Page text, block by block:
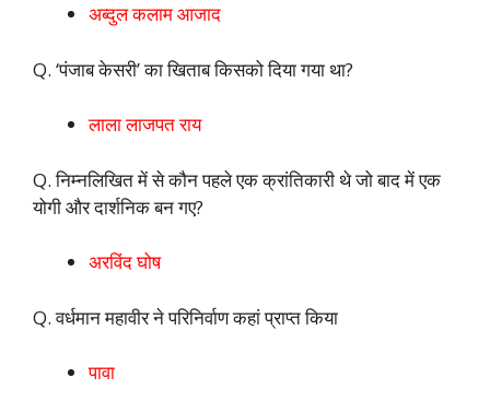
अब्दुल कलाम आजाद
Q. ‘पंजाब केसरी’ का खिताब किसको दिया गया था?
लाला लाजपत राय
Q. निम्नलिखित में से कौन पहले एक क्रांतिकारी थे जो बाद में एक
योगी और दार्शनिक बन गए?
अरविंद घोष
Q. वर्धमान महावीर ने परिनिर्वाण कहां प्राप्त किया
पावा